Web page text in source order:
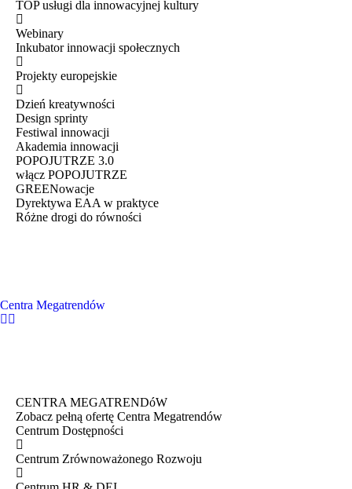
TOP usługi dla innowacyjnej kultury
Webinary
Inkubator innowacji społecznych
Projekty europejskie
Dzień kreatywności
Design sprinty
Festiwal innowacji
Akademia innowacji
POPOJUTRZE 3.0
włącz POPOJUTRZE
GREENowacje
Dyrektywa EAA w praktyce
Różne drogi do równości
Centra Megatrendów
CENTRA MEGATRENDóW
Zobacz pełną ofertę Centra Megatrendów
Centrum Dostępności
Centrum Zrównoważonego Rozwoju